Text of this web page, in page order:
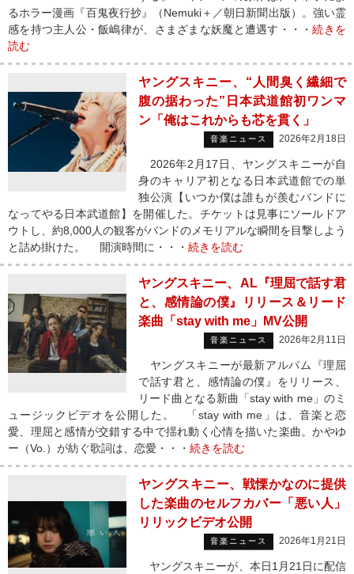
るホラー漫画『百鬼夜行抄』（Nemuki＋／朝日新聞出版）。強い霊
感を持つ主人公・飯嶋律が、さまざまな妖魔と遭遇す・・・続きを
読む
ヤングスキニー、“人間臭く繊細で
腹の据わった”日本武道館初ワンマ
ン「俺はこれからも芯を貫く」
音楽ニュース 2026年2月18日
2026年2月17日、ヤングスキニーが自
身のキャリア初となる日本武道館での単
独公演【いつか僕は誰もが羨むバンドに
なってやる日本武道館】を開催した。チケットは見事にソールドア
ウトし、約8,000人の観客がバンドのメモリアルな瞬間を目撃しよう
と詰め掛けた。 開演時間に・・・ 続きを読む
ヤングスキニー、AL『理屈で話す君
と、感情論の僕』リリース＆リード
楽曲「stay with me」MV公開
音楽ニュース 2026年2月11日
ヤングスキニーが最新アルバム『理屈
で話す君と、感情論の僕』をリリース、
リード曲となる新曲「stay with me」のミ
ュージックビデオを公開した。 「stay with me」は、音楽と恋
愛、理屈と感情が交錯する中で揺れ動く心情を描いた楽曲。かやゆ
ー（Vo.）が紡ぐ歌詞は、恋愛・・・ 続きを読む
ヤングスキニー、戦慄かなのに提供
した楽曲のセルフカバー「悪い人」
リリックビデオ公開
音楽ニュース 2026年1月21日
ヤングスキニーが、本日1月21日に配信